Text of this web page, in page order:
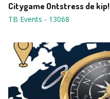
Citygame Ontstress de kip!
TB Events - 13068